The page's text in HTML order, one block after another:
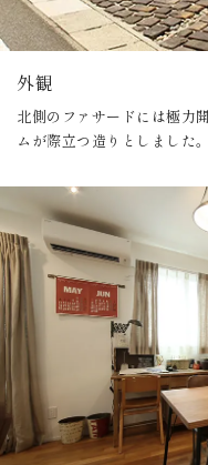
外観
北側のファサードには極力
ムが際立つ造りとしました。